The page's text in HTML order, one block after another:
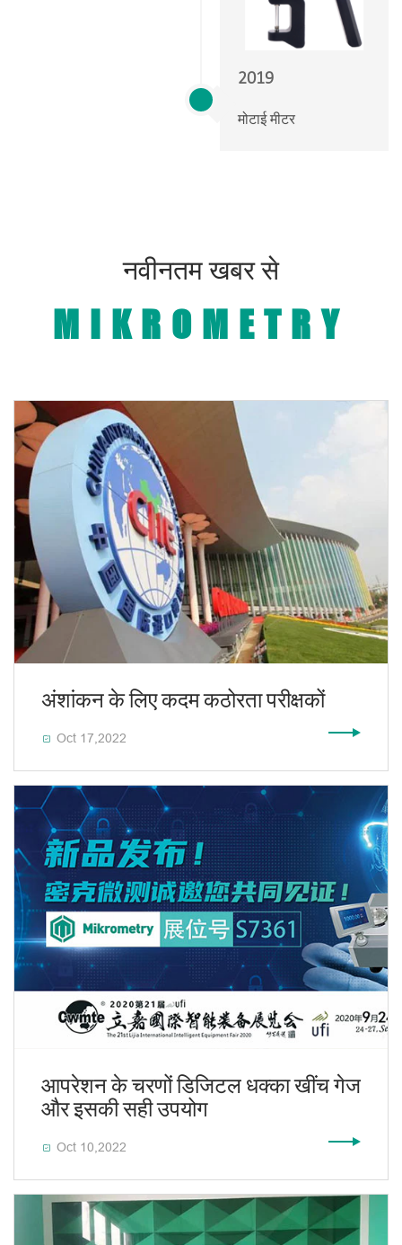
2019
मोटाई मीटर
नवीनतम खबर से
MIKROMETRY
अंशांकन के लिए कदम कठोरता परीक्षकों
 Oct 17,2022
आपरेशन के चरणों डिजिटल धक्का खींच गेज
और इसकी सही उपयोग
 Oct 10,2022